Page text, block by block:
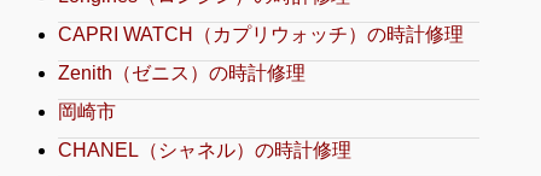
CAPRI WATCH（カプリウォッチ）の時計修理
Zenith（ゼニス）の時計修理
岡崎市
CHANEL（シャネル）の時計修理